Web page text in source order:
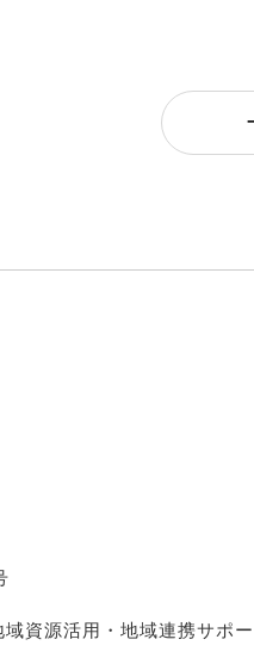
域資源活用・地域連携サポ